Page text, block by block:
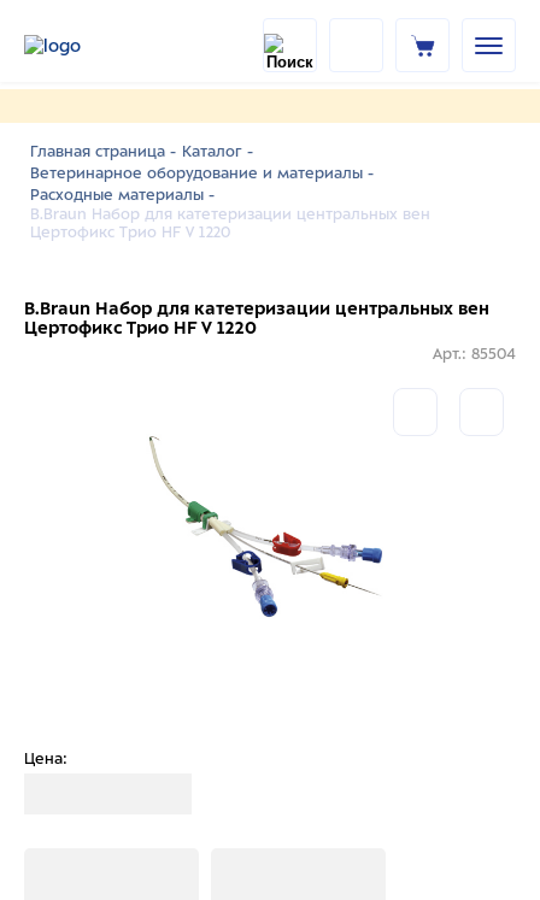
Главная страница - Каталог -
Ветеринарное оборудование и материалы -
Расходные материалы -
B.Braun Набор для катетеризации центральных вен
Цертофикс Трио HF V 1220
B.Braun Набор для катетеризации центральных вен
Цертофикс Трио HF V 1220
Арт.: 85504
Цена: